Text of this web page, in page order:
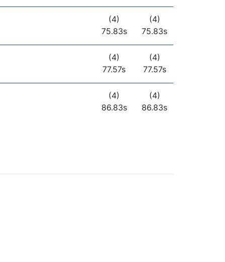
(4)
75.83s
(4)
75.83s
(4)
77.57s
(4)
77.57s
(4)
86.83s
(4)
86.83s